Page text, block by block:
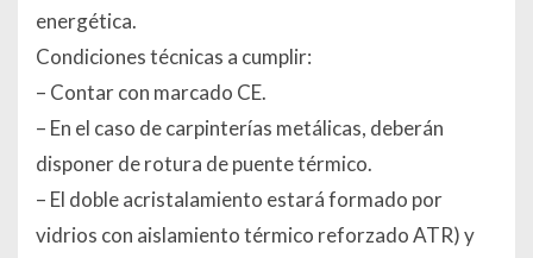
energética.
Condiciones técnicas a cumplir:
– Contar con marcado CE.
– En el caso de carpinterías metálicas, deberán
disponer de rotura de puente térmico.
– El doble acristalamiento estará formado por
vidrios con aislamiento térmico reforzado ATR) y